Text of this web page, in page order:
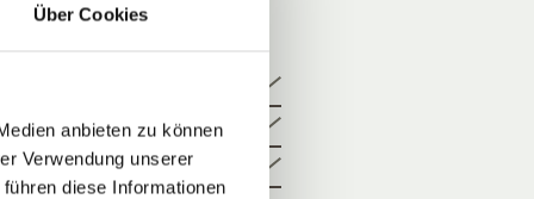
Über Cookies
anbieten zu können
Verwendung unserer
diese Informationen